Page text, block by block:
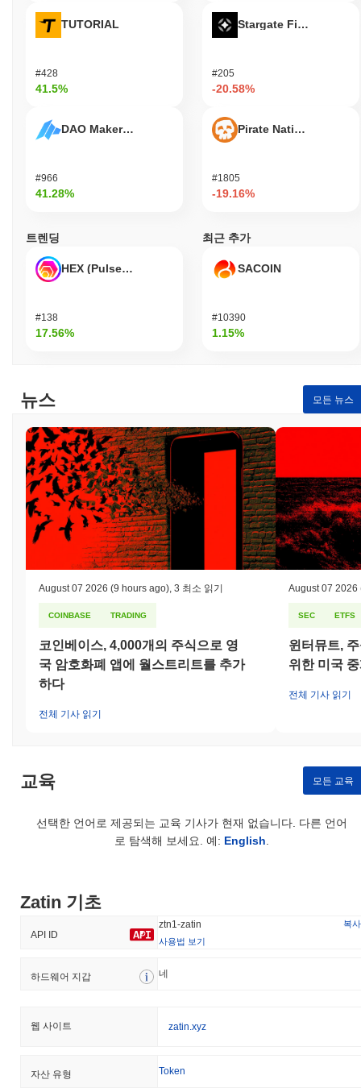
TUTORIAL
#428
41.5%
DAO Maker Token
#966
41.28%
Stargate Finance
#205
-20.58%
Pirate Nation Token
#1805
-19.16%
트렌딩
HEX (Pulsechain)
#138
17.56%
최근 추가
SACOIN
#10390
1.15%
뉴스 모든 뉴스
August 07 2026 (9 hours ago), 3 최소 읽기
COINBASE TRADING
코인베이스, 4,000개의 주식으로 영
국 암호화폐 앱에 월스트리트를 추가
하다
전체 기사 읽기
August 07 2026
SEC ETFS
윈터뮤트,
위한 미국
전체 기사 읽기
교육 모든 교육
선택한 언어로 제공되는 교육 기사가 현재 없습니다. 다른 언어
로 탐색해 보세요. 예: English.
Zatin 기초
API ID
ztn1-zatin
복사
사용법 보기
하드웨어 지갑 네
웹 사이트 zatin.xyz
자산 유형 Token